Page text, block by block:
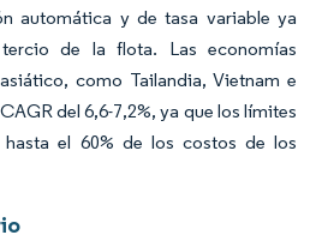
automática y de tasa variable ya
de la flota. Las economías
como Tailandia, Vietnam e
del 6,6-7,2%, ya que los límites
el 60% de los costos de los